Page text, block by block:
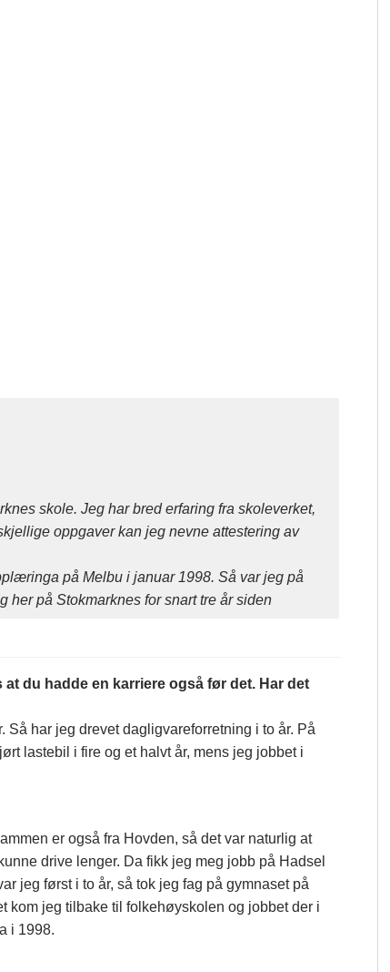
skole. Jeg har bred erfaring fra skoleverket,
oppgaver kan jeg nevne attestering av
på Melbu i januar 1998. Så var jeg på
her på Stokmarknes for snart tre år siden
at du hadde en karriere også før det. Har det
har jeg drevet dagligvareforretning i to år. På
lastebil i fire og et halvt år, mens jeg jobbet i
er også fra Hovden, så det var naturlig at
drive lenger. Da fikk jeg meg jobb på Hadsel
jeg først i to år, så tok jeg fag på gymnaset på
kom jeg tilbake til folkehøyskolen og jobbet der i
i 1998.